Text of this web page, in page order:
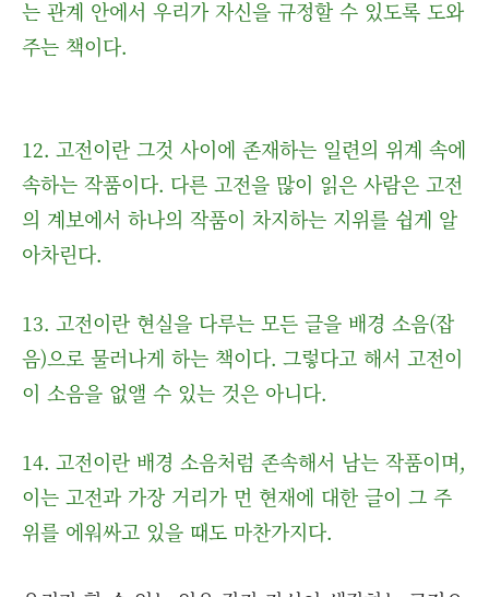
는 관계 안에서 우리가 자신을 규정할 수 있도록 도와
주는 책이다.
12. 고전이란 그것 사이에 존재하는 일련의 위계 속에
속하는 작품이다. 다른 고전을 많이 읽은 사람은 고전
의 계보에서 하나의 작품이 차지하는 지위를 쉽게 알
아차린다.
13. 고전이란 현실을 다루는 모든 글을 배경 소음(잡
음)으로 물러나게 하는 책이다. 그렇다고 해서 고전이
이 소음을 없앨 수 있는 것은 아니다.
14. 고전이란 배경 소음처럼 존속해서 남는 작품이며,
이는 고전과 가장 거리가 먼 현재에 대한 글이 그 주
위를 에워싸고 있을 때도 마찬가지다.